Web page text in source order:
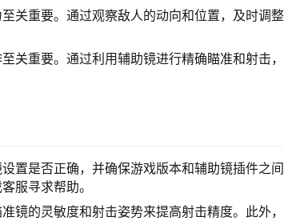
关重要。通过观察敌人的动向和位置，及时调
关重要。通过利用辅助镜进行精确瞄准和射击
置是否正确，并确保游戏版本和辅助镜插件之间
服寻求帮助。
镜的灵敏度和射击姿势来提高射击精度。此外